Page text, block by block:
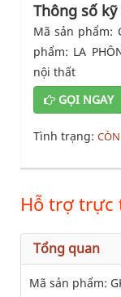
Thông số
Mã sản phẩm:
phẩm: LA
nội thất
GỌI NGAY
Tình trạng:
Hỗ trợ trực
Tổng quan
Mã sản phẩm: